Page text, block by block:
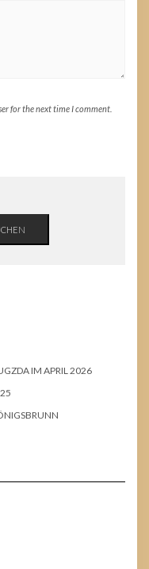
for the next time I comment.
IM APRIL 2026